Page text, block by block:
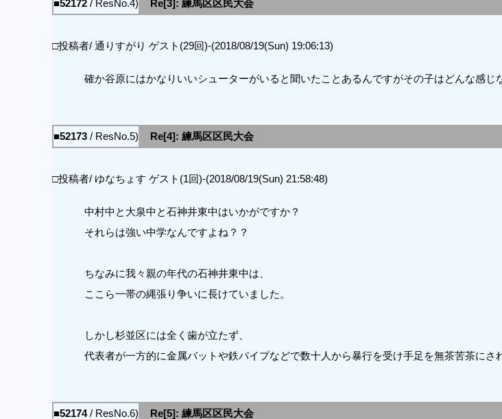
■52172/ ResNo.4)
Re[3]: 練馬区区民大会
□投稿者/ 通りすがり ゲスト(29回)-(2018/08/19(Sun) 19:06:13)
確か谷原にはかなりいいシューターがいると聞いたことあるんですがその子はどんな感じ
■52173/ ResNo.5)
Re[4]: 練馬区区民大会
□投稿者/ ゆなちょす ゲスト(1回)-(2018/08/19(Sun) 21:58:48)
中村中と大泉中と石神井東中はいかがですか？
それらは強い中学なんですよね？？
ちなみに我々親の年代の石神井東中は、
ここら一帯の縄張り争いに長けていました。
しかし杉並区には全く歯が立たず、
代表者が一方的に金属バットや鉄パイプなどで数十人から暴行を受け手足を無茶苦茶にさ
■52174/ ResNo.6)
Re[5]: 練馬区区民大会